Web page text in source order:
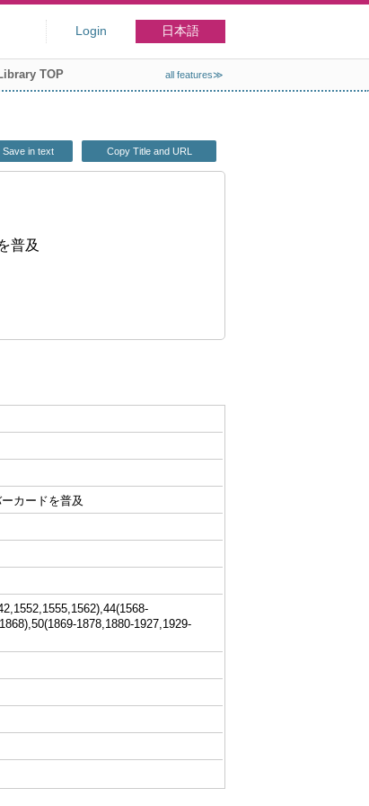
Login 日本語
TOP all features≫
Save in text Copy Title and URL
普及
カードを普及
1878,1880-1927,1929-